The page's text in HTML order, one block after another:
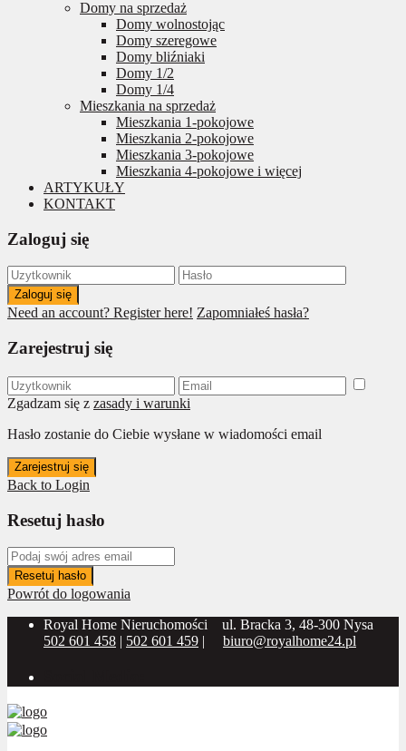
Domy na sprzedaż
Domy wolnostojąc
Domy szeregowe
Domy bliźniaki
Domy 1/2
Domy 1/4
Mieszkania na sprzedaż
Mieszkania 1-pokojowe
Mieszkania 2-pokojowe
Mieszkania 3-pokojowe
Mieszkania 4-pokojowe i więcej
ARTYKUŁY
KONTAKT
Zaloguj się
Zaloguj się
Need an account? Register here! Zapomniałeś hasła?
Zarejestruj się
Zgadzam się z zasady i warunki
Hasło zostanie do Ciebie wysłane w wiadomości email
Zarejestruj się
Back to Login
Resetuj hasło
Resetuj hasło
Powrót do logowania
Royal Home Nieruchomości
ul. Bracka 3, 48-300 Nysa
502 601 458 | 502 601 459 | biuro@royalhome24.pl